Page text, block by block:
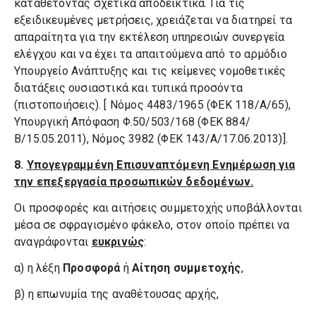
καταθέτοντας σχετικά αποδεικτικά. Για τις
εξειδικευμένες μετρήσεις, χρειάζεται να διατηρεί τα
απαραίτητα για την εκτέλεση υπηρεσιών συνεργεία
ελέγχου και να έχει τα απαιτούμενα από το αρμόδιο
Υπουργείο Ανάπτυξης και τις κείμενες νομοθετικές
διατάξεις ουσιαστικά και τυπικά προσόντα
(πιστοποιήσεις). [ Νόμος 4483/1965 (ΦΕΚ 118/Α/65),
Υπουργική Απόφαση Φ.50/503/168 (ΦΕΚ 884/
Β/15.05.2011), Νόμος 3982 (ΦΕΚ 143/Α/17.06.2013)].
8. Υπογεγραμμένη Επισυναπτόμενη Ενημέρωση για
την επεξεργασία προσωπικών δεδομένων.
Οι προσφορές και αιτήσεις συμμετοχής υποβάλλονται
μέσα σε σφραγισμένο φάκελο, στον οποίο πρέπει να
αναγράφονται ευκρινώς:
α) η λέξη ΠροσφοράήΑίτηση συμμετοχής,
β) η επωνυμία της αναθέτουσας αρχής,